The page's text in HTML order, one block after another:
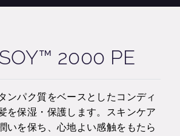
2000 PE
ンパク質をベースとしたコンディ
を保湿・保護します。スキンケア
いを保ち、心地よい感触をもたら